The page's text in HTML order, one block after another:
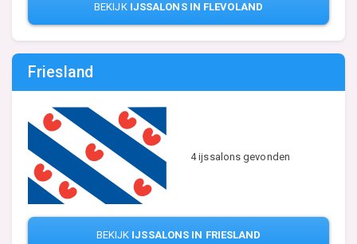
BEKIJK IJSSALONS IN FLEVOLAND
Friesland
4 ijssalons gevonden
BEKIJK IJSSALONS IN FRIESLAND